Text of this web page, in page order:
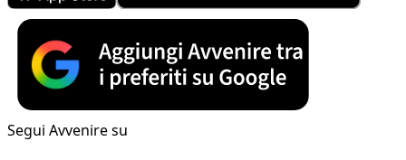
Segui Avvenire su